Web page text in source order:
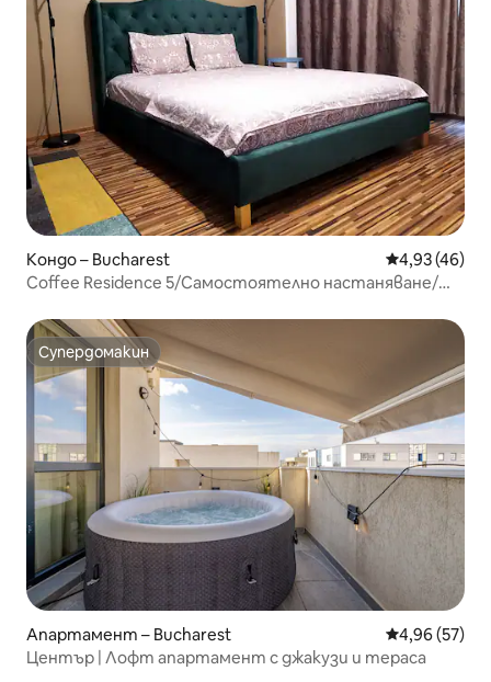
Кондо – Bucharest Средна
4,93 (46)
Coffee Residence 5/Самостоятелно настаняване/
Супердомакин
Супердомакин
Апартамент – Bucharest Средна
4,96 (57)
Център | Лофт апартамент с джакузи и тераса